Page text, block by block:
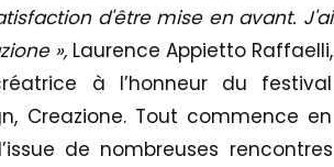
d'être mise en avant. J'ai
»,Laurence Appietto Raffaelli,
à l’honneur du festival
Creazione. Tout commence en
de nombreuses rencontres